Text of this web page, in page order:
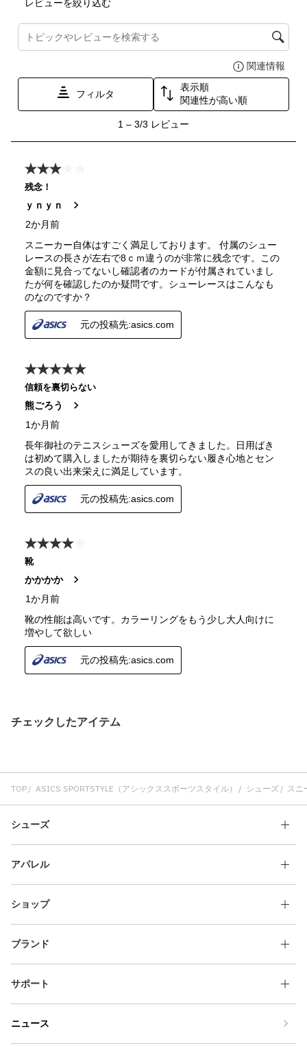
チェックしたアイテム
TOP ASICS SPORTSTYLE（アシックススポーツスタイル） シューズ スニ
シューズ
アパレル
ショップ
ブランド
サポート
ニュース